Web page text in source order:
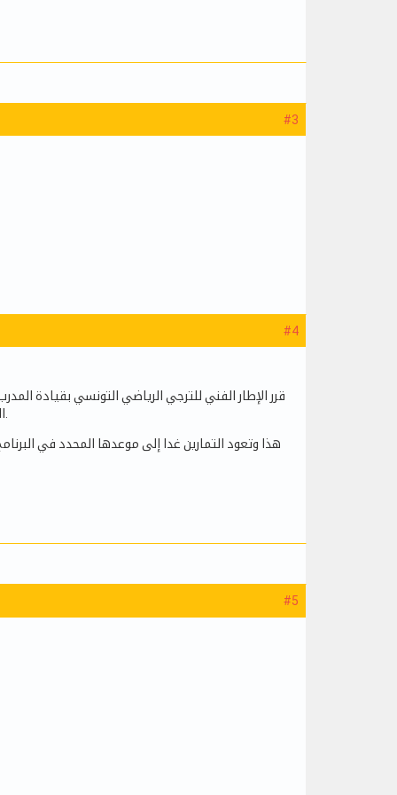
#3
#4
قرر الإطار الفني للترجي الرياضي التونسي بقيادة
الرابعة ونصف وذلك لتمكين اللاعبين من مشاهدة لقاء المنتخب الوطني التونسي ضد نظيره الليبي.
هذا وتعود التمارين غدا إلى موعدها المحدد في
#5